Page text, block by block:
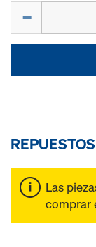
Las
comprar